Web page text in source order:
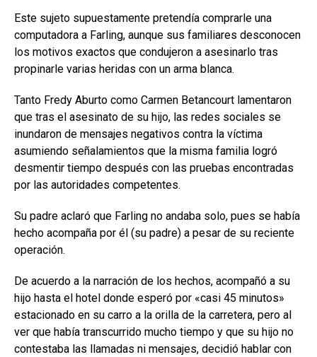
Este sujeto supuestamente pretendía comprarle una
computadora a Farling, aunque sus familiares desconocen
los motivos exactos que condujeron a asesinarlo tras
propinarle varias heridas con un arma blanca.
Tanto Fredy Aburto como Carmen Betancourt lamentaron
que tras el asesinato de su hijo, las redes sociales se
inundaron de mensajes negativos contra la víctima
asumiendo señalamientos que la misma familia logró
desmentir tiempo después con las pruebas encontradas
por las autoridades competentes.
Su padre aclaró que Farling no andaba solo, pues se había
hecho acompaña por él (su padre) a pesar de su reciente
operación.
De acuerdo a la narración de los hechos, acompañó a su
hijo hasta el hotel donde esperó por «casi 45 minutos»
estacionado en su carro a la orilla de la carretera, pero al
ver que había transcurrido mucho tiempo y que su hijo no
contestaba las llamadas ni mensajes, decidió hablar con